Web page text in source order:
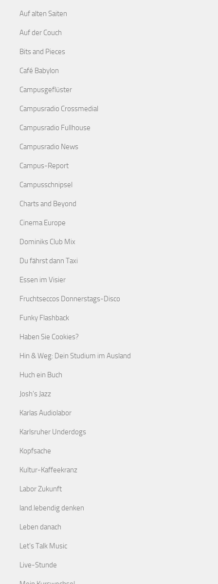
Auf alten Saiten
Auf der Couch
Bits and Pieces
Café Babylon
Campusgeflüster
Campusradio Crossmedial
Campusradio Fullhouse
Campusradio News
Campus-Report
Campusschnipsel
Charts and Beyond
Cinema Europe
Dominiks Club Mix
Du fährst dann Taxi
Essen im Visier
Fruchtseccos Donnerstags-Disco
Funky Flashback
Haben Sie Cookies?
Hin & Weg: Dein Studium im Ausland
Huch ein Buch
Josh's Jazz
Karlas Audiolabor
Karlsruher Underdogs
Kopfsache
Kultur-Kaffeekranz
Labor Zukunft
land.lebendig denken
Leben danach
Let's Talk Music
Live-Stunde